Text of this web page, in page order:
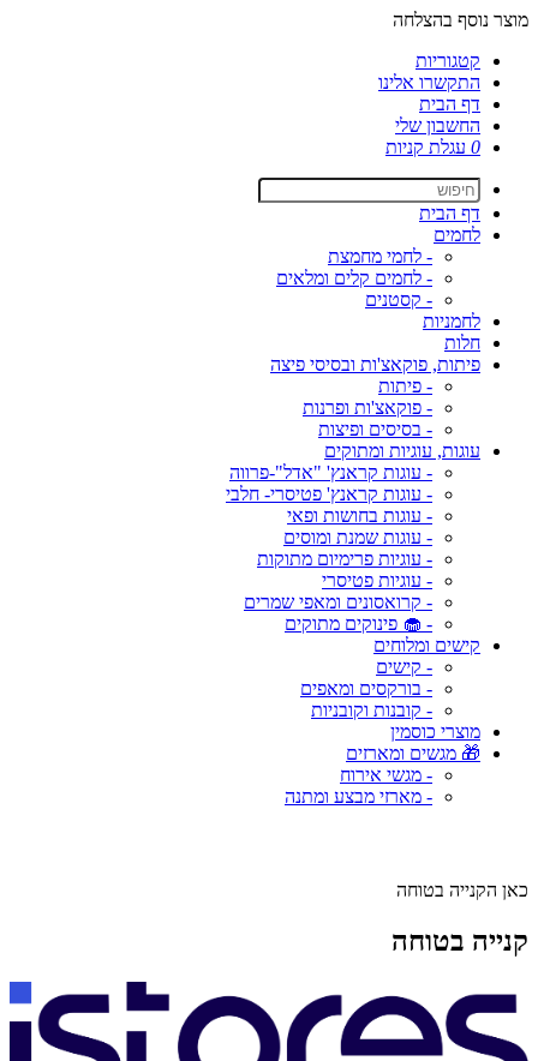
מוצר נוסף בהצלחה
קטגוריות
התקשרו אלינו
דף הבית
החשבון שלי
0 עגלת קניות
דף הבית
לחמים
- לחמי מחמצת
- לחמים קלים ומלאים
- קסטנים
לחמניות
חלות
פיתות, פוקאצ'ות ובסיסי פיצה
- פיתות
- פוקאצ'ות ופרנות
- בסיסים ופיצות
עוגות, עוגיות ומתוקים
- עוגות קראנץ' "אדל"-פרווה
- עוגות קראנץ' פטיסרי- חלבי
- עוגות בחושות ופאי
- עוגות שמנת ומוסים
- עוגיות פרימיום מתוקות
- עוגיות פטיסרי
- קרואסונים ומאפי שמרים
- 🧁 פינוקים מתוקים
קישים ומלוחים
- קישים
- בורקסים ומאפים
- קובנות וקובניות
מוצרי כוסמין
🎁 מגשים ומארזים
- מגשי אירוח
- מארזי מבצע ומתנה
כאן הקנייה בטוחה
קנייה בטוחה